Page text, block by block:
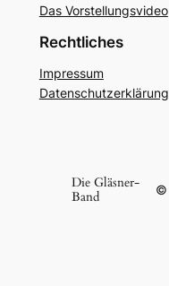
Das Vor­stel­lungs­vi­deo
Rechtliches
Impres­sum
Daten­schutz­er­klä­rung
Die Gläsner-
Band
©